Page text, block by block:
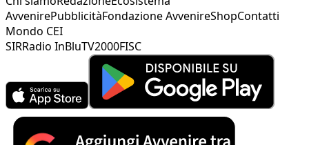
AvvenirePubblicitàFondazione AvvenireShopContatti
Mondo CEI
SIRRadio InBluTV2000FISC